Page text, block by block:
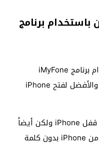
برنامج
طريقة فتح الآيفون المقفل باستخدام برنامج iMyFone
LockWiper تعتبر الطريقة الأسهل والأفضل لفتح iPhone
هذا البرنامج ليس فقط لفتح شاشة قفل iPhone ولكن أيضاً
لإزالة حساب iCloud ومعرف Apple من iPhone بدون كلمة